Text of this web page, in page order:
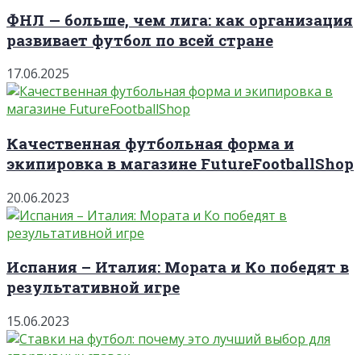
ФНЛ — больше, чем лига: как организация
развивает футбол по всей стране
17.06.2025
Качественная футбольная форма и
экипировка в магазине FutureFootballShop
20.06.2023
Испания – Италия: Мората и Ко победят в
результативной игре
15.06.2023